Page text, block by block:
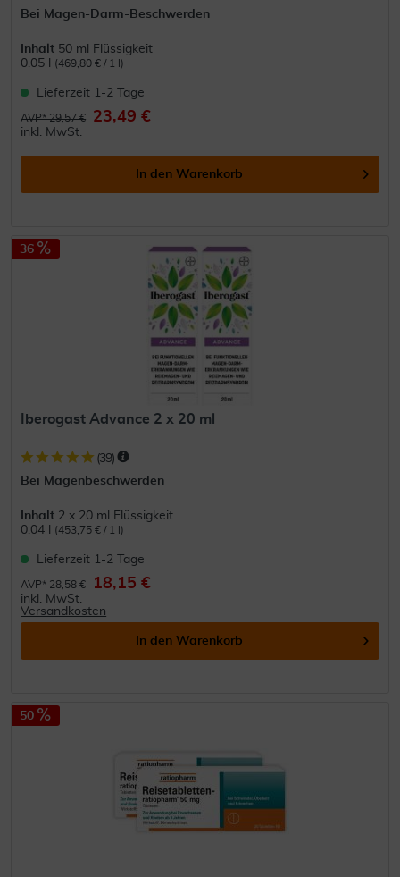
Bei Magen-Darm-Beschwerden
Inhalt 50 ml Flüssigkeit
0.05 l
(469,80 € / 1 l)
Lieferzeit 1-2 Tage
AVP* 29,57 € 23,49 €
inkl. MwSt.
In den Warenkorb
36
Iberogast Advance 2 x 20 ml
(39)
Bei Magenbeschwerden
Inhalt 2 x 20 ml Flüssigkeit
0.04 l
(453,75 € / 1 l)
Lieferzeit 1-2 Tage
AVP* 28,58 € 18,15 €
inkl. MwSt.
Versandkosten
In den Warenkorb
50